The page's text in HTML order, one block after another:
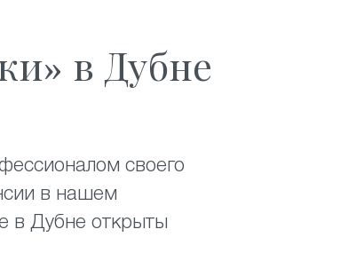
в Дубне
своего
в нашем
в Дубне открыты